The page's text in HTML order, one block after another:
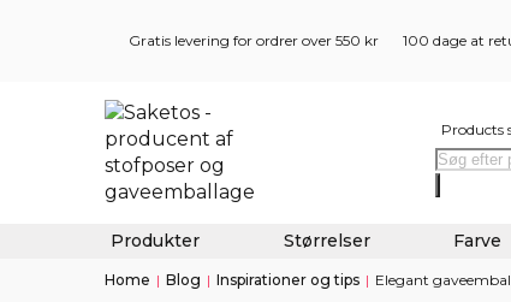
Gratis levering for ordrer over 550 kr 100 dage at
Products
Produkter Størrelser Farve
Home | Blog | Inspirationer og tips | Elegant